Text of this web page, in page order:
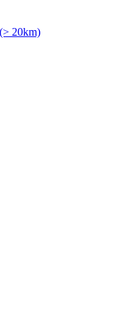
20km)